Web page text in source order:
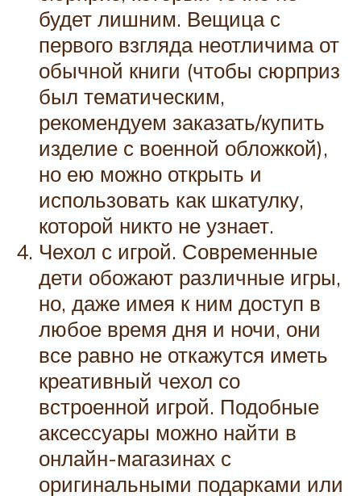
будет лишним. Вещица с
первого взгляда неотличима от
обычной книги (чтобы сюрприз
был тематическим,
рекомендуем заказать/купить
изделие с военной обложкой),
но ею можно открыть и
использовать как шкатулку,
которой никто не узнает.
Чехол с игрой. Современные
дети обожают различные игры,
но, даже имея к ним доступ в
любое время дня и ночи, они
все равно не откажутся иметь
креативный чехол со
встроенной игрой. Подобные
аксессуары можно найти в
онлайн-магазинах с
оригинальными подарками или